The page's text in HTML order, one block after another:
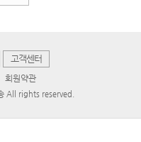
고객센터
회원약관
All rights reserved.